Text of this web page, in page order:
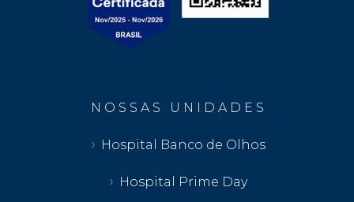
N O S S A S U N I D A D E S
Hospital Banco de Olhos
Hospital Prime Day